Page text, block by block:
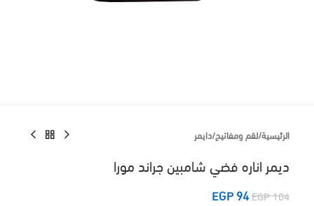
الرئيسية/لقم ومفاتيح/دايمر
ديمر اناره فضي شامبين جراند مورا
EGP104
EGP94